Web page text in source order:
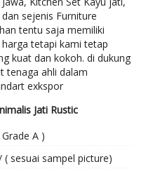
sejenis Furniture
tentu saja memiliki
tetapi kami tetap
kuat dan kokoh. di dukung
tenaga ahli dalam
exkspor
Jati Rustic
A )
sampel picture)